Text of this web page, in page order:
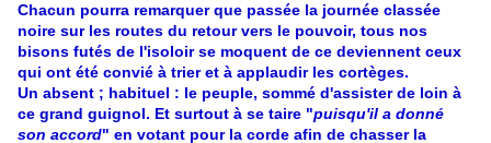
Chacun pourra remarquer que passée la journée classée
noire sur les routes du retour vers le pouvoir, tous nos
bisons futés de l'isoloir se moquent de ce deviennent ceux
qui ont été convié à trier et à applaudir les cortèges.
Un absent ; habituel : le peuple, sommé d'assister de loin à
ce grand guignol. Et surtout à se taire "puisqu'il a donné
son accord" en votant pour la corde afin de chasser la